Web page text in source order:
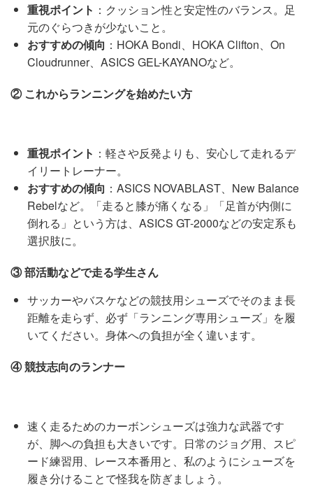
重視ポイント ：クッション性と安定性のバランス。足
元のぐらつきが少ないこと。
おすすめの傾向 ：HOKA Bondi、HOKA Clifton、On
Cloudrunner、ASICS GEL-KAYANOなど。
② これからランニングを始めたい方
重視ポイント ：軽さや反発よりも、安心して走れるデ
イリートレーナー。
おすすめの傾向 ：ASICS NOVABLAST、New Balance
Rebelなど。「走ると膝が痛くなる」「足首が内側に
倒れる」という方は、ASICS GT-2000などの安定系も
選択肢に。
③部活動などで走る学生さん
サッカーやバスケなどの競技用シューズでそのまま長
距離を走らず、必ず「ランニング専用シューズ」を履
いてください。身体への負担が全く違います。
④競技志向のランナー
速く走るためのカーボンシューズは強力な武器です
が、脚への負担も大きいです。日常のジョグ用、スピ
ード練習用、レース本番用と、私のようにシューズを
履き分けることで怪我を防ぎましょう。